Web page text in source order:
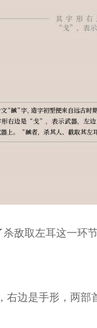
敌取左耳这一环
边是手形，两部